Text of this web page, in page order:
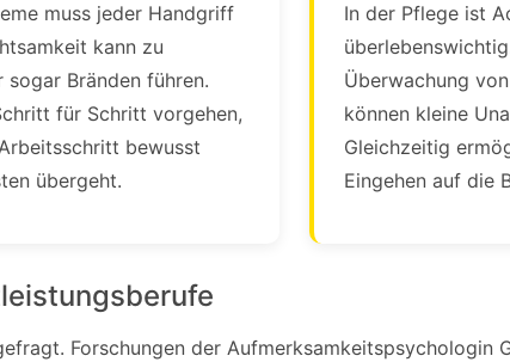
muss jeder Handgriff
kann zu
sogar Bränden führen.
für Schritt vorgehen,
bewusst
übergeht.
In der Pflege ist
Überwachung
können kleine
Gleichzeitig
Eingehen auf die
Forschungen der Aufmerksamkeitspsychologin